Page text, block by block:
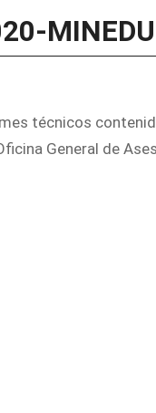
MINEDU
técnicos
General de